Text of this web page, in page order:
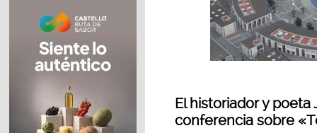
El historiador y
conferencia sobre